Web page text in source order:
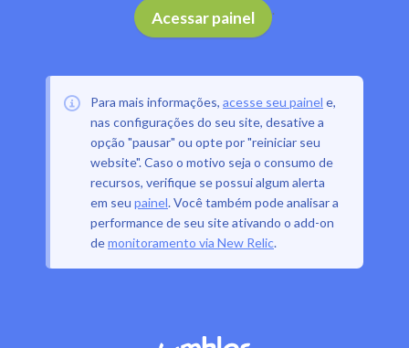
Acessar painel .
Para mais informações, acesse seu painel e,
nas configurações do seu site, desative a
opção "pausar" ou opte por "reiniciar seu
website". Caso o motivo seja o consumo de
recursos, verifique se possui algum alerta
em seu painel. Você também pode analisar a
performance de seu site ativando o add-on
demonitoramento via New Relic.